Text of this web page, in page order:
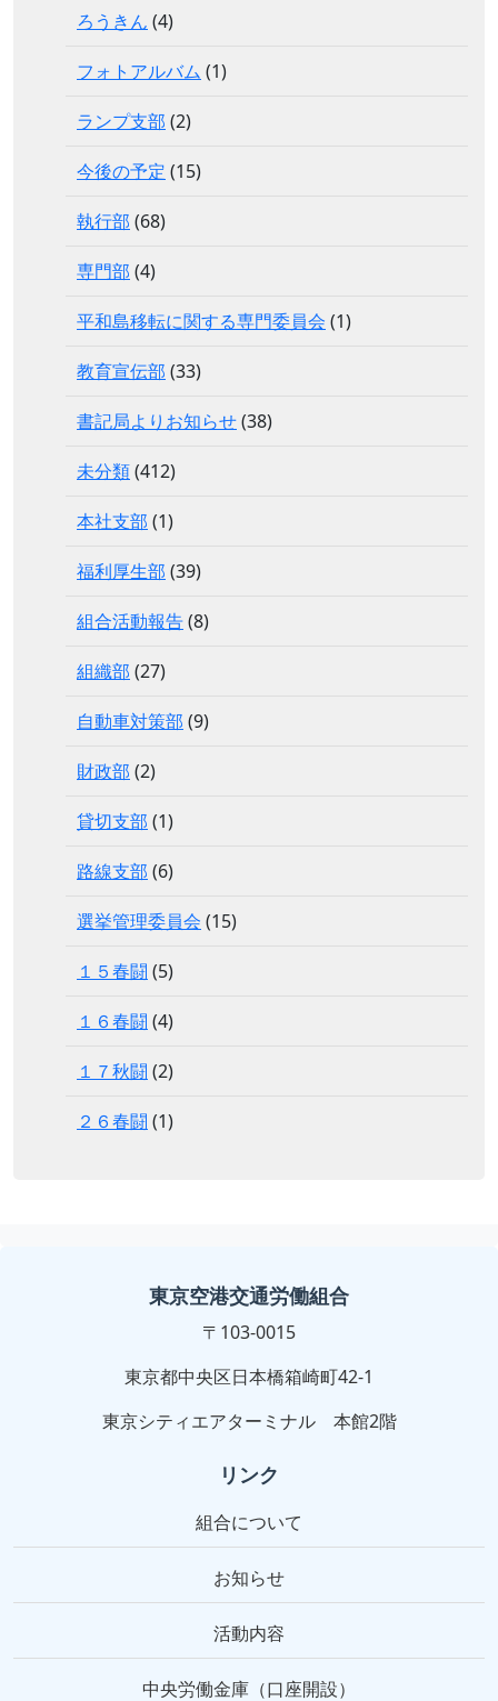
ろうきん (4)
フォトアルバム (1)
ランプ支部 (2)
今後の予定 (15)
執行部 (68)
専門部 (4)
平和島移転に関する専門委員会 (1)
教育宣伝部 (33)
書記局よりお知らせ(38)
未分類(412)
本社支部 (1)
福利厚生部 (39)
組合活動報告(8)
組織部 (27)
自動車対策部 (9)
財政部 (2)
貸切支部 (1)
路線支部 (6)
選挙管理委員会 (15)
１５春闘 (5)
１６春闘 (4)
１７秋闘 (2)
２６春闘 (1)
東京空港交通労働組合
〒103-0015
東京都中央区日本橋箱崎町42-1
東京シティエアターミナル 本館2階
リンク
組合について
お知らせ
活動内容
中央労働金庫（口座開設）